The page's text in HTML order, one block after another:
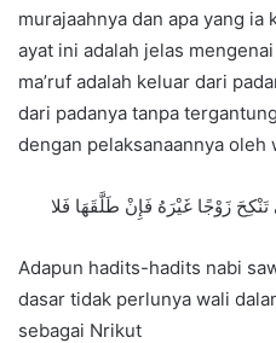
murajaahnya dan apa yang ia
ayat ini adalah jelas
ma’ruf adalah keluar dari
dari padanya tanpa
dengan pelaksanaannya oleh
زَوْجًا غَيْرَهُ فَإِنْ طَلَّقَهَا فَلا
Adapun hadits-hadits nabi
dasar tidak perlunya wali
sebagai Nrikut